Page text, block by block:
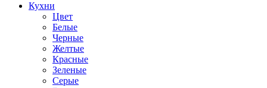
Кухни
Цвет
Белые
Черные
Желтые
Красные
Зеленые
Серые